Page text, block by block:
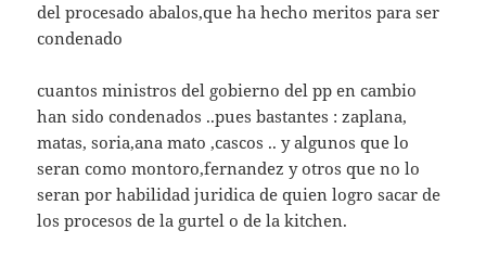
del procesado abalos,que ha hecho meritos para ser
condenado
cuantos ministros del gobierno del pp en cambio
han sido condenados ..pues bastantes : zaplana,
matas, soria,ana mato ,cascos .. y algunos que lo
seran como montoro,fernandez y otros que no lo
seran por habilidad juridica de quien logro sacar de
los procesos de la gurtel o de la kitchen.